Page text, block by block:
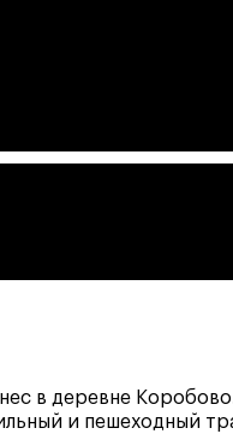
в деревне
и пешеходный